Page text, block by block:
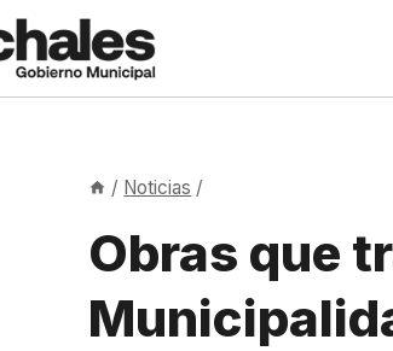
/ Noticias /
Obras que